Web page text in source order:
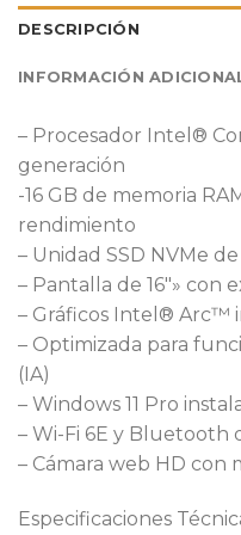
DESCRIPCIÓN
INFORMACIÓN
– Procesador Intel®
generación
-16 GB de memoria
rendimiento
– Unidad SSD NVMe
– Pantalla de 16″» con
– Gráficos Intel® Arc™
– Optimizada para
(IA)
– Windows 11 Pro
– Wi-Fi 6E y Bluetooth
– Cámara web HD con
Especificaciones